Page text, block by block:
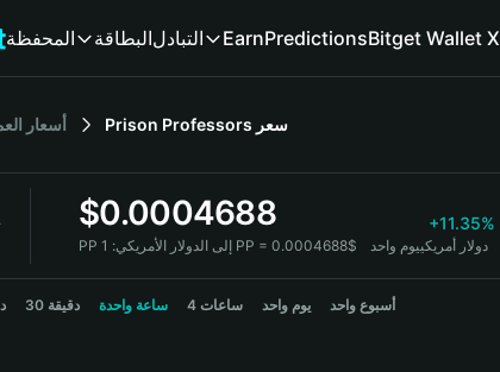
المحفظة البطاقةالتبادل EarnPredictionsBitget Wallet X
أسعار Prison Professors سعر
$0.0004688 +11.35%
PP إلى الدولار الأمريكي: 1 PP = 0.0004688$ دولار أمريكييوم واحد
30 دقيقة ساعة واحدة 4 ساعات يوم واحد أسبوع واحد